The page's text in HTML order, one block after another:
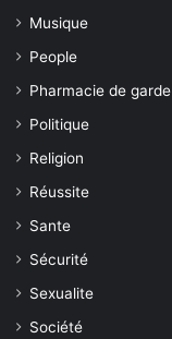
Musique
People
Pharmacie de garde
Politique
Religion
Réussite
Sante
Sécurité
Sexualite
Société